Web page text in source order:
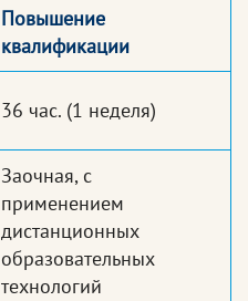
Повышение
квалификации
36 час. (1 неделя)
Заочная, с
применением
дистанционных
образовательных
технологий